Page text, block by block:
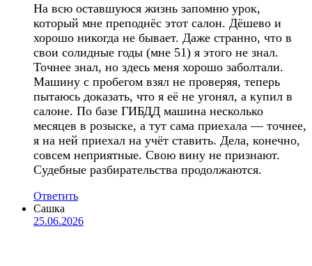
На всю оставшуюся жизнь запомню урок,
который мне преподнёс этот салон. Дёшево и
хорошо никогда не бывает. Даже странно, что в
свои солидные годы (мне 51) я этого не знал.
Точнее знал, но здесь меня хорошо заболтали.
Машину с пробегом взял не проверяя, теперь
пытаюсь доказать, что я её не угонял, а купил в
салоне. По базе ГИБДД машина несколько
месяцев в розыске, а тут сама приехала — точнее,
я на ней приехал на учёт ставить. Дела, конечно,
совсем неприятные. Свою вину не признают.
Судебные разбирательства продолжаются.
Ответить
Сашка
25.06.2026